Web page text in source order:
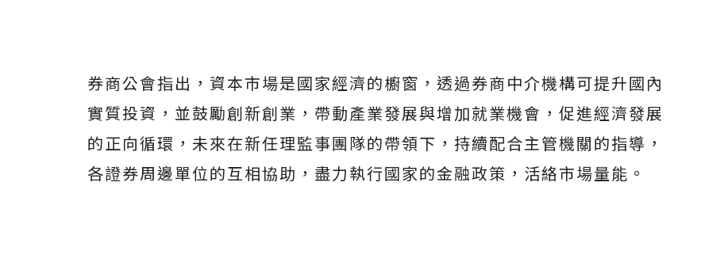
券商公會指出，資本市場是國家經濟的櫥窗，透過券商中介機構可提升國內
實質投資，並鼓勵創新創業，帶動產業發展與增加就業機會，促進經濟發展
的正向循環，未來在新任理監事團隊的帶領下，持續配合主管機關的指導，
各證券周邊單位的互相協助，盡力執行國家的金融政策，活絡市場量能。